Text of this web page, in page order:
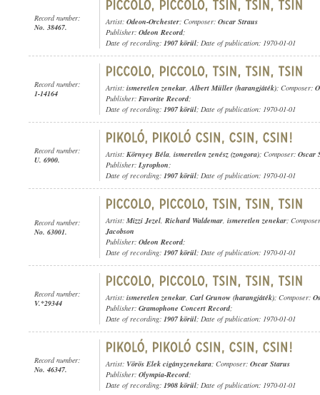
Record number:
No. 38467.
Artist: Odeon-Orchester; Composer: Oscar Straus
Publisher: Odeon Record;
Date of recording: 1907 körül; Date of publication: 1970-01-01
Record number:
1-14164
Artist: ismeretlen zenekar,Albert Müller (harangjáték); Composer:
Publisher: Favorite Record;
Date of recording: 1907 körül; Date of publication: 1970-01-01
Record number:
U. 6900.
Artist: Környey Béla, ismeretlen zenész (zongora); Composer: Oscar
Publisher: Lyrophon;
Date of recording: 1907 körül; Date of publication: 1970-01-01
Record number:
No. 63001.
Artist: Mizzi Jezel, Richard Waldemar, ismeretlen zenekar;
Jacobson
Publisher: Odeon Record;
Date of recording: 1907 körül; Date of publication: 1970-01-01
Record number:
V.*29344
Artist: ismeretlen zenekar, Carl Grunow (harangjáték); Composer:
Publisher: Gramophone Concert Record;
Date of recording: 1907 körül; Date of publication: 1970-01-01
Record number:
No. 46347.
Artist: Vörös Elek cigányzenekara; Composer: Oscar Starus
Publisher: Olympia-Record;
Date of recording: 1908 körül; Date of publication: 1970-01-01